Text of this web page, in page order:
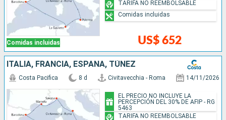
Comidas incluidas US$ 652
TARIFA NO REEMBOLSABLE
Comidas incluidas
ITALIA, FRANCIA, ESPAÑA, TÚNEZ
Costa Pacifica 8 d Civitavecchia - Roma 14/11/2026
EL PRECIO NO INCLUYE LA
PERCEPCIÓN DEL 30% DE AFIP - RG
5463
TARIFA NO REEMBOLSABLE